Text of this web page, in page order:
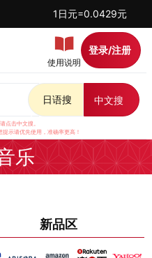
1日元=0.0429元
使用说明
登录/注册
日语搜 中文搜
点击中文搜。
示请优先使用，准确率更高！
乐
新品区